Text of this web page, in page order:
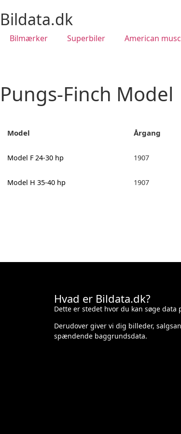
Bildata.dk
Bilmærker Superbiler American
Pungs-Finch Model
Model Årgang
Model F 24-30 hp 1907
Model H 35-40 hp 1907
Hvad er Bildata.dk?
Dette er stedet hvor du kan søge data
Derudover giver vi dig billeder,
spændende baggrundsdata.